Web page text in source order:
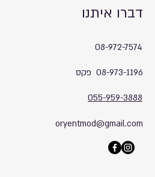
דברו איתנו
08-972-7574
08-973-1196 פקס
055-959-3888
oryentmod@gmail.com